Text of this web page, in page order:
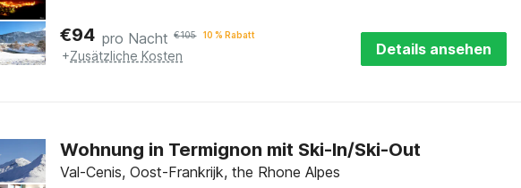
€94 pro Nacht €105 10 % Rabatt
+Zusätzliche Kosten Details ansehen
Wohnung in Termignon mit Ski-In/Ski-Out
Val-Cenis, Oost-Frankrijk, the Rhone Alpes